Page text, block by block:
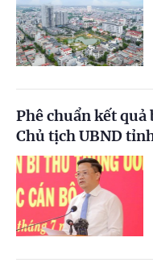
Phê chuẩn kết
Chủ tịch UBND